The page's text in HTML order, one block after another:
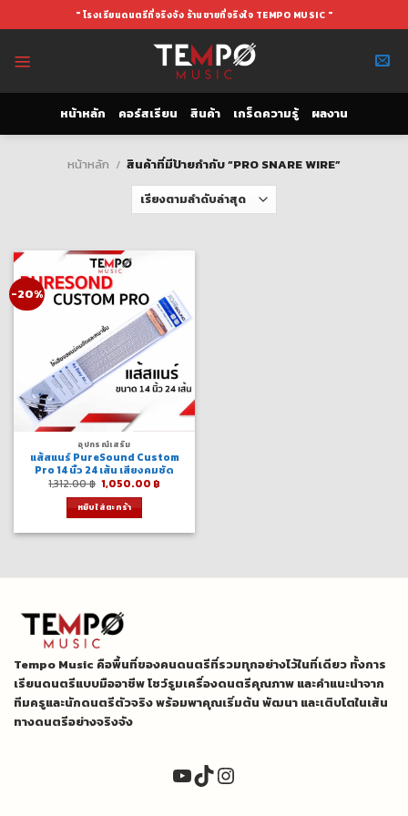
to
" โรงเรียนดนตรีที่จริงจัง ร้านขายที่จริงใจ TEMPO MUSIC "
หน้าหลัก คอร์สเรียน สินค้า เกร็ดความรู้ ผลงาน
หน้าหลัก / สินค้าที่มีป้ายกำกับ “PRO SNARE WIRE”
-20%
อุปกรณ์เสริม
แส้สแนร์ PureSound Custom
Pro 14 นิ้ว 24 เส้น เสียงคมชัด
1,312.00฿ Original
price
was:
1,312.00 ฿.
1,050.00 ฿Current
หยิบใส่ตะกร้า
Tempo Music คือพื้นที่ของคนดนตรีที่รวมทุกอย่างไว้ในที่เดียว ทั้งการ
เรียนดนตรีแบบมืออาชีพ โชว์รูมเครื่องดนตรีคุณภาพ และคำแนะนำจาก
ทีมครูและนักดนตรีตัวจริง พร้อมพาคุณเริ่มต้น พัฒนา และเติบโตในเส้น
ทางดนตรีอย่างจริงจัง
YouTube
TikTok
Instagram